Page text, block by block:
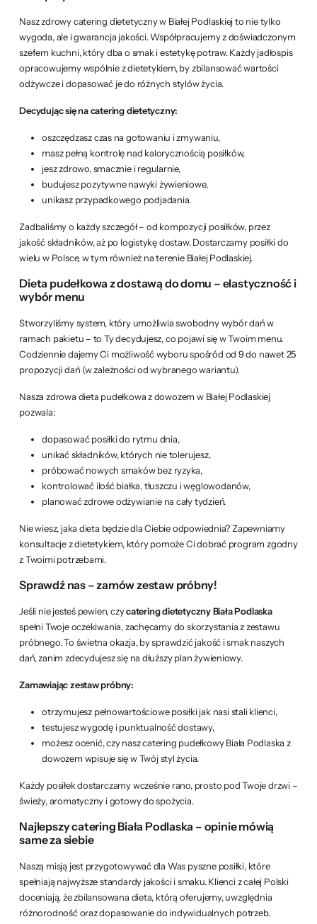
Nasz zdrowy catering dietetyczny w Białej Podlaskiej to nie tylko
wygoda, ale i gwarancja jakości. Współpracujemy z doświadczonym
szefem kuchni, który dba o smak i estetykę potraw. Każdy jadłospis
opracowujemy wspólnie z dietetykiem, by zbilansować wartości
odżywcze i dopasować je do różnych stylów życia.
Decydując się na catering dietetyczny:
oszczędzasz czas na gotowaniu i zmywaniu,
masz pełną kontrolę nad kalorycznością posiłków,
jesz zdrowo, smacznie i regularnie,
budujesz pozytywne nawyki żywieniowe,
unikasz przypadkowego podjadania.
Zadbaliśmy o każdy szczegół – od kompozycji posiłków, przez
jakość składników, aż po logistykę dostaw. Dostarczamy posiłki do
wielu w Polsce, w tym również na terenie Białej Podlaskiej.
Dieta pudełkowa z dostawą do domu – elastyczność i
wybór menu
Stworzyliśmy system, który umożliwia swobodny wybór dań w
ramach pakietu – to Ty decydujesz, co pojawi się w Twoim menu.
Codziennie dajemy Ci możliwość wyboru spośród od 9 do nawet 25
propozycji dań (w zależności od wybranego wariantu).
Nasza zdrowa dieta pudełkowa z dowozem w Białej Podlaskiej
pozwala:
dopasować posiłki do rytmu dnia,
unikać składników, których nie tolerujesz,
próbować nowych smaków bez ryzyka,
kontrolować ilość białka, tłuszczu i węglowodanów,
planować zdrowe odżywianie na cały tydzień.
Nie wiesz, jaka dieta będzie dla Ciebie odpowiednia? Zapewniamy
konsultacje z dietetykiem, który pomoże Ci dobrać program zgodny
z Twoimi potrzebami.
Sprawdź nas – zamów zestaw próbny!
Jeśli nie jesteś pewien, czycatering dietetyczny Biała Podlaska
spełni Twoje oczekiwania, zachęcamy do skorzystania z zestawu
próbnego. To świetna okazja, by sprawdzić jakość i smak naszych
dań, zanim zdecydujesz się na dłuższy plan żywieniowy.
Zamawiając zestaw próbny:
otrzymujesz pełnowartościowe posiłki jak nasi stali klienci,
testujesz wygodę i punktualność dostawy,
możesz ocenić, czy nasz catering pudełkowy Biała Podlaska z
dowozem wpisuje się w Twój styl życia.
Każdy posiłek dostarczamy wcześnie rano, prosto pod Twoje drzwi –
świeży, aromatyczny i gotowy do spożycia.
Najlepszy catering Biała Podlaska – opinie mówią
same za siebie
Naszą misją jest przygotowywać dla Was pyszne posiłki, które
spełniają najwyższe standardy jakości i smaku. Klienci z całej Polski
doceniają, że zbilansowana dieta, którą oferujemy, uwzględnia
różnorodność oraz dopasowanie do indywidualnych potrzeb.